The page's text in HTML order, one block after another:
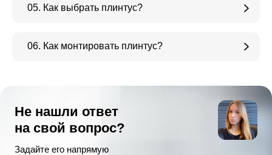
05. Как выбрать плинтус?
06. Как монтировать плинтус?
Не нашли ответ
на свой вопрос?
Задайте его напрямую